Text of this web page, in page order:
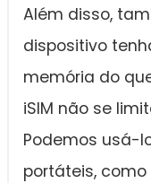
Além disso,
dispositivo
memória do
iSIM não se
Podemos usá-
portáteis,